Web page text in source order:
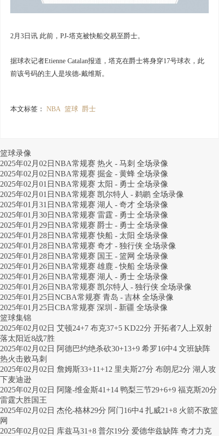
2月3日讯 此前，PJ-塔克被快船交易至爵士。
据球衣记者Etienne Catalan报道，塔克在爵士将身穿17号球衣，此
前该号码的主人是埃德-戴维斯。
本文标签： NBA 篮球 爵士
篮球录像
2025年02月02日NBA常规赛 热火 - 马刺 全场录像
2025年02月02日NBA常规赛 掘金 - 黄蜂 全场录像
2025年02月01日NBA常规赛 太阳 - 勇士 全场录像
2025年02月01日NBA常规赛 凯尔特人 - 鹈鹕 全场录像
2025年01月31日NBA常规赛 湖人 - 奇才 全场录像
2025年01月30日NBA常规赛 雷霆 - 勇士 全场录像
2025年01月29日NBA常规赛 爵士 - 勇士 全场录像
2025年01月28日NBA常规赛 快船 - 太阳 全场录像
2025年01月28日NBA常规赛 奇才 - 独行侠 全场录像
2025年01月28日NBA常规赛 国王 - 篮网 全场录像
2025年01月26日NBA常规赛 雄鹿 - 快船 全场录像
2025年01月26日NBA常规赛 湖人 - 勇士 全场录像
2025年01月26日NBA常规赛 凯尔特人 - 独行侠 全场录像
2025年01月25日NCBA常规赛 青岛 - 吉林 全场录像
2025年01月25日CBA常规赛 深圳 - 新疆 全场录像
篮球集锦
2025年02月02日 艾顿24+7 布克37+5 KD22分 开拓者7人上双射
落太阳近8战7胜
2025年02月02日 阿德巴约绝杀砍30+13+9 希罗16中4 文班缺阵
热火击败马刺
2025年02月02日 詹姆斯33+11+12 里夫斯27分 布朗尼2分 湖人攻
下麦迪逊
2025年02月02日 阿隆-维金斯41+14 鸭梨三节29+6+9 福克斯20分
雷霆大胜国王
2025年02月02日 杰伦-格林29分 阿门16中4 扎威21+8 火箭不敌篮
网
2025年02月02日 库兹马31+8 普尔19分 爱德华兹缺阵 奇才力克